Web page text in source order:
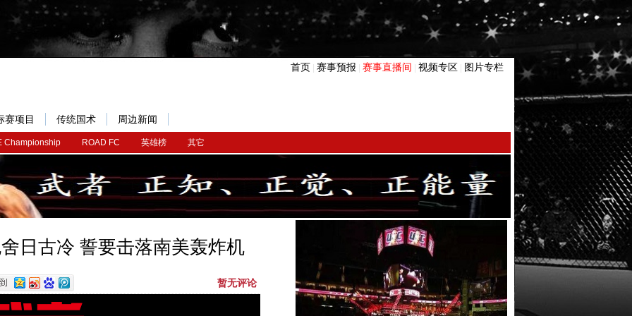
首页 赛事预报 赛事直播间 视频专区 图片专栏
Championship ROAD FC 英雄榜 其它
赛项目 传统国术 周边新闻
日古冷 誓要击落南美轰炸机
暂无评论